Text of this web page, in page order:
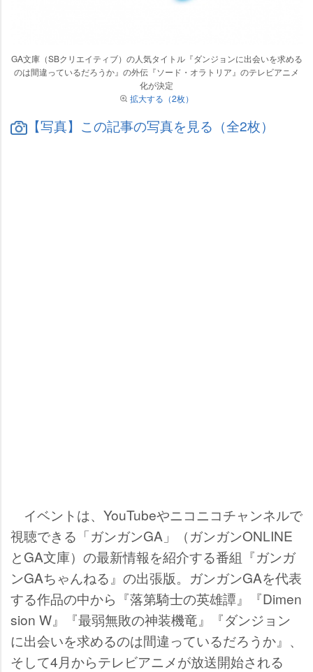
GA文庫（SBクリエイティブ）の人気タイトル『ダンジョンに出会いを求める
のは間違っているだろうか』の外伝『ソード・オラトリア』のテレビアニメ
化が決定
拡大する（2枚）
【写真】この記事の写真を見る（全2枚）
イベントは、YouTubeやニコニコチャンネルで
視聴できる「ガンガンGA」（ガンガンONLINE
とGA文庫）の最新情報を紹介する番組『ガンガ
ンGAちゃんねる』の出張版。ガンガンGAを代表
する作品の中から『落第騎士の英雄譚』『Dimen
sion W』『最弱無敗の神装機竜』『ダンジョン
に出会いを求めるのは間違っているだろうか』、
そして4月からテレビアニメが放送開始される